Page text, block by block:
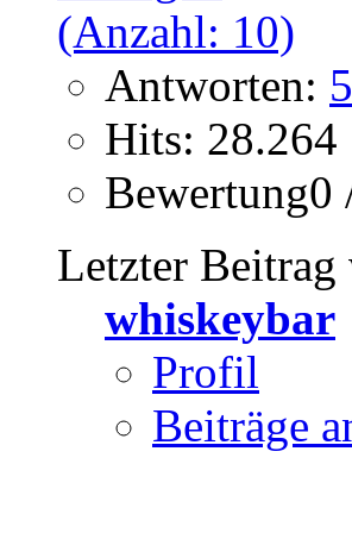
Antworten:
Hits: 28.264
Bewertung0
Letzter Beitrag
whiskeybar
Profil
Beiträge